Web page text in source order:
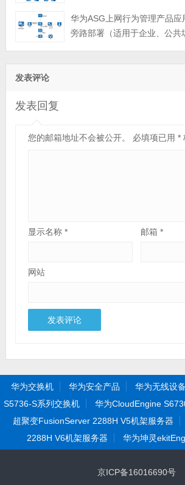
华为ASG上网行为管理产品
旁路部署（适用于企业、公共
发表评论
发表回复
您的邮箱地址不会被公开。 必填项已用 *
显示名称 * 邮箱*
网站
华为交换机 华为安全产品 华为无线设备
S5736-S系列交换机
华为CloudEngine
超聚变FusionServer 2288H V5机架服务器
2288H V6机架服务器
华为坤灵
京ICP备16016690号